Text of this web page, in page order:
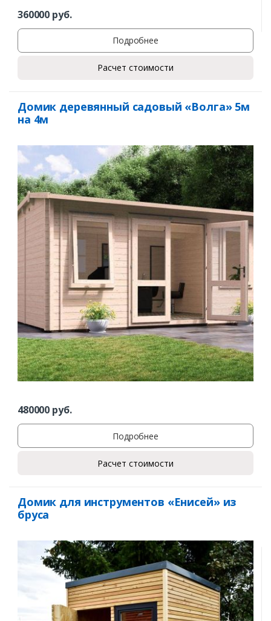
360000 руб.
Подробнее
Расчет стоимости
Домик деревянный садовый «Волга» 5м
на 4м
480000 руб.
Подробнее
Расчет стоимости
Домик для инструментов «Енисей» из
бруса